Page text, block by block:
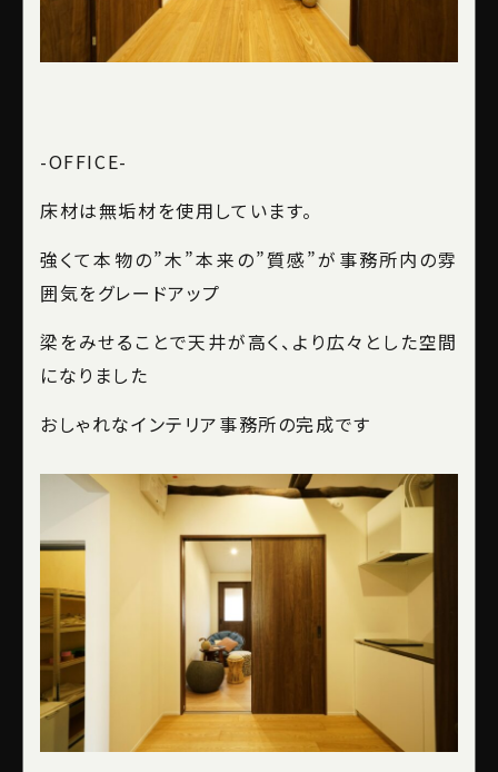
-OFFICE-
床材は無垢材を使用しています。
強くて本物の”木”本来の”質感”が事務所内の雰
囲気をグレードアップ
梁をみせることで天井が高く、より広々とした空間
になりました
おしゃれなインテリア事務所の完成です